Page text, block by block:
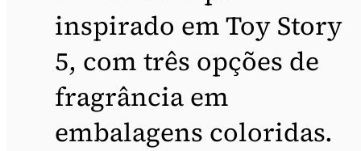
inspirado em Toy Story
5, com três opções de
fragrância em
embalagens coloridas.